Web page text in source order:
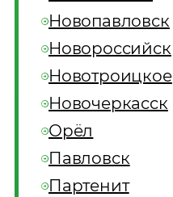
Новопавловск
Новороссийск
Новотроицкое
Новочеркасск
Орёл
Павловск
Партенит